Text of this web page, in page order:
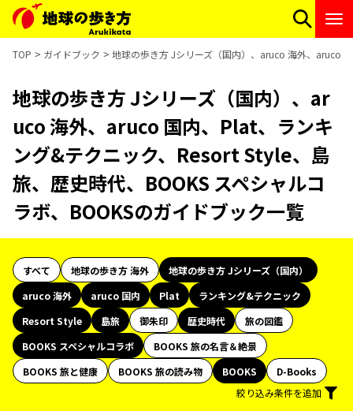
TOP ガイドブック 地球の歩き方 Jシリーズ（国内）、aruco 海外、aruco
地球の歩き方 Jシリーズ（国内）、ar
uco 海外、aruco 国内、Plat、ランキ
ング&テクニック、Resort Style、島
旅、歴史時代、BOOKS スペシャルコ
ラボ、BOOKSのガイドブック一覧
すべて 地球の歩き方 海外
地球の歩き方 Jシリーズ（国内）
aruco 海外
aruco 国内 Plat
ランキング&テクニック
Resort Style
島旅 御朱印 歴史時代
旅の図鑑
BOOKS スペシャルコラボ
BOOKS 旅の名言＆絶景
BOOKS 旅と健康
BOOKS 旅の読み物 BOOKS
D-Books
絞り込み条件を追加